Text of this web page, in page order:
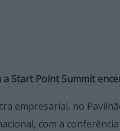
Start Point Summit
empresarial, no
com a